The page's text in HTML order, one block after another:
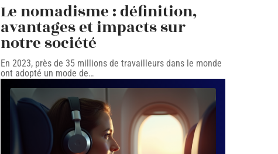
Le nomadisme : définition,
avantages et impacts sur
notre société
En 2023, près de 35 millions de travailleurs dans le monde
ont adopté un mode de…